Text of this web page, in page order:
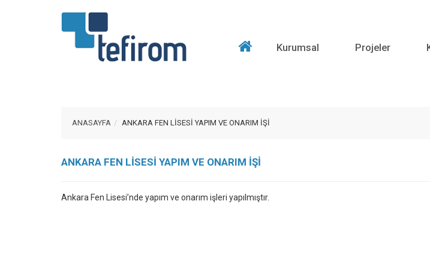
Kurumsal Projeler
ANASAYFA ANKARA FEN LİSESİ YAPIM VE ONARIM İŞİ
ANKARA FEN LİSESİ YAPIM VE ONARIM İŞİ
Ankara Fen Lisesi’nde yapım ve onarım işleri yapılmıştır.